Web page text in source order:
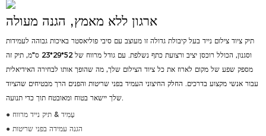
תיק ציוד צילום נייד בעל קיבולת גדולה זו מעוצב עם סיבי פוליאסטר באיכות גבוהה לעמידות
וסגנון, הכולל רוכסן יציב ורצועת כתף נשלפת. עם גודל מרווח של 52*29*23 ס"מ, תיק זה
מספק שפע של מקום לארוז את כל ציוד הצילום שלך, מה שהופך אותו לבחירה האידיאלית
עבור אנשי מקצוע בדרכים. החלק החיצוני העמיד בפני שריטות והפנים הרך מבטיחים שהציוד
שלך יישאר בטוח ומאובטח תוך כדי תנועה.
● עָמִיד & תיק נייד מרווח
● הגנה עמידה בפני שריטות